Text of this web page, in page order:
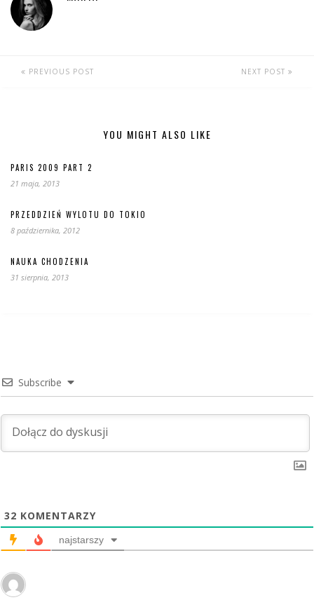
PREVIOUS POST NEXT POST
YOU MIGHT ALSO LIKE
PARIS 2009 PART 2
21 maja, 2013
PRZEDDZIEŃ WYLOTU DO TOKIO
8 października, 2012
NAUKA CHODZENIA
31 sierpnia, 2013
Subscribe
32 KOMENTARZY
najstarszy